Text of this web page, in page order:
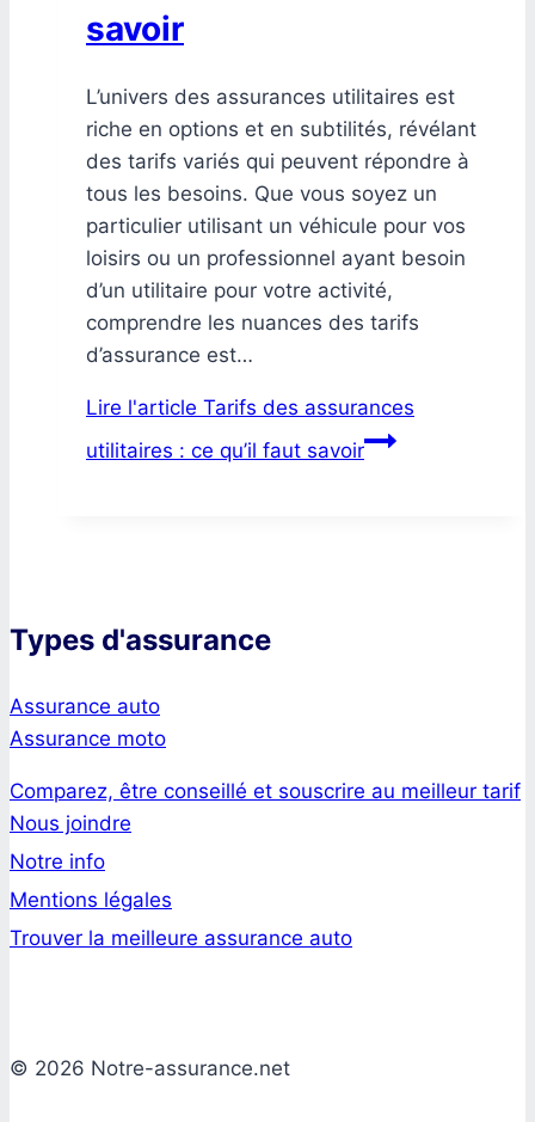
savoir
L’univers des assurances utilitaires est
riche en options et en subtilités, révélant
des tarifs variés qui peuvent répondre à
tous les besoins. Que vous soyez un
particulier utilisant un véhicule pour vos
loisirs ou un professionnel ayant besoin
d’un utilitaire pour votre activité,
comprendre les nuances des tarifs
d’assurance est…
Lire l'article Tarifs des assurances
utilitaires : ce qu’il faut savoir
Types d'assurance
Assurance auto
Assurance moto
Comparez, être conseillé et souscrire au meilleur tarif
Nous joindre
Notre info
Mentions légales
Trouver la meilleure assurance auto
© 2026 Notre-assurance.net